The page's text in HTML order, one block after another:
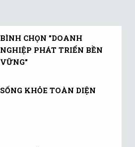
BÌNH CHỌN "DOANH
NGHIỆP PHÁT TRIỂN BỀN
VỮNG"
SỐNG KHỎE TOÀN DIỆN